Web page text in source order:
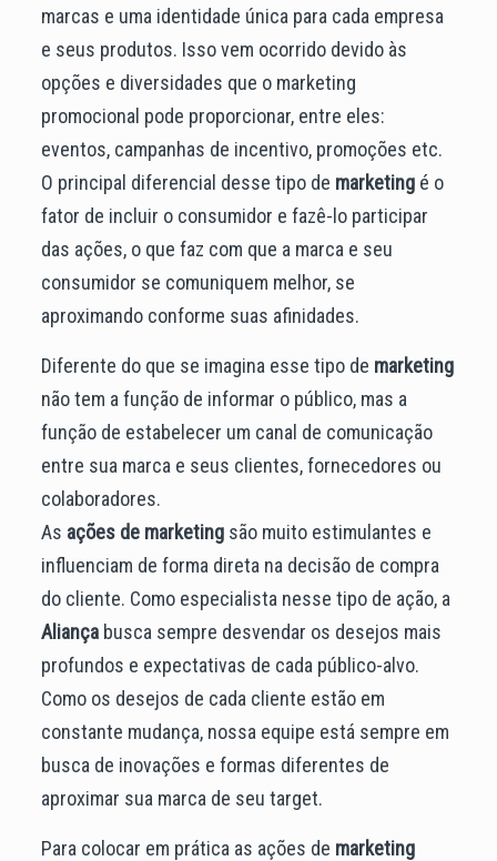
marcas e uma identidade única para cada empresa
e seus produtos. Isso vem ocorrido devido às
opções e diversidades que o marketing
promocional pode proporcionar, entre eles:
eventos, campanhas de incentivo, promoções etc.
O principal diferencial desse tipo de marketingé o
fator de incluir o consumidor e fazê-lo participar
das ações, o que faz com que a marca e seu
consumidor se comuniquem melhor, se
aproximando conforme suas afinidades.
Diferente do que se imagina esse tipo de marketing
não tem a função de informar o público, mas a
função de estabelecer um canal de comunicação
entre sua marca e seus clientes, fornecedores ou
colaboradores.
As ações de marketingsão muito estimulantes e
influenciam de forma direta na decisão de compra
do cliente. Como especialista nesse tipo de ação, a
Aliançabusca sempre desvendar os desejos mais
profundos e expectativas de cada público-alvo.
Como os desejos de cada cliente estão em
constante mudança, nossa equipe está sempre em
busca de inovações e formas diferentes de
aproximar sua marca de seu target.
Para colocar em prática as ações de marketing